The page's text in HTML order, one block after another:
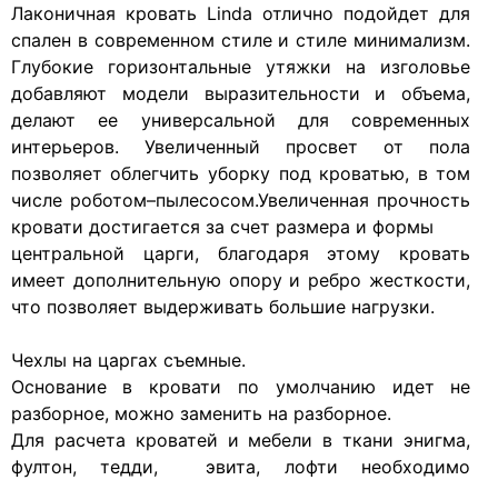
Лаконичная кровать Linda отлично подойдет для
спален в современном стиле и стиле минимализм.
Глубокие горизонтальные утяжки на изголовье
добавляют модели выразительности и объема,
делают ее универсальной для современных
интерьеров. Увеличенный просвет от пола
позволяет облегчить уборку под кроватью, в том
числе роботом–пылесосом.Увеличенная прочность
кровати достигается за счет размера и формы
центральной царги, благодаря этому кровать
имеет дополнительную опору и ребро жесткости,
что позволяет выдерживать большие нагрузки.
Чехлы на царгах съемные.
Основание в кровати по умолчанию идет не
разборное, можно заменить на разборное.
Для расчета кроватей и мебели в ткани энигма,
фултон, тедди, эвита, лофти необходимо